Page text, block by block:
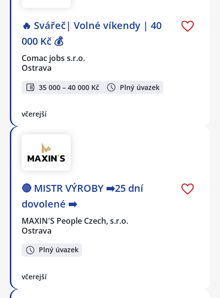
🔥 Svářeč| Volné víkendy | 40
000 Kč 💰
Comac jobs s.r.o.
Ostrava
35 000 – 40 000 Kč Plný úvazek
včerejší
🔴 MISTR VÝROBY ➡️25 dní
dovolené ➡️
MAXIN'S People Czech, s.r.o.
Ostrava
Plný úvazek
včerejší